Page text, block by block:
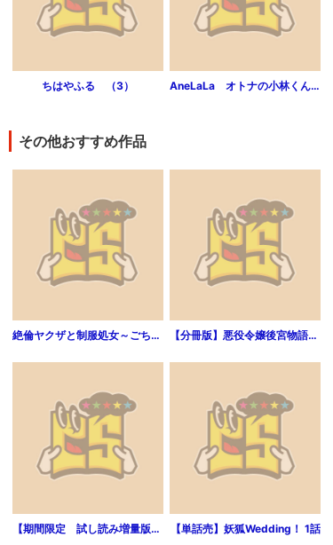
ちはやふる （3） AneLaLa オトナの小林くん（2）
その他おすすめ作品
絶倫ヤクザと制服処女～ごちゃごちゃ言わずに俺に抱かれろ（1巻） 【分冊版】悪役令嬢後宮物語（第1話）
【期間限定 試し読み増量版】それは私と少女は言った 【単話売】妖狐Wedding！ 1話